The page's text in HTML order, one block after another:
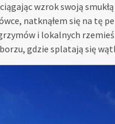
wzrok swoją
natknąłem się na tę
i lokalnych
gdzie splatają się